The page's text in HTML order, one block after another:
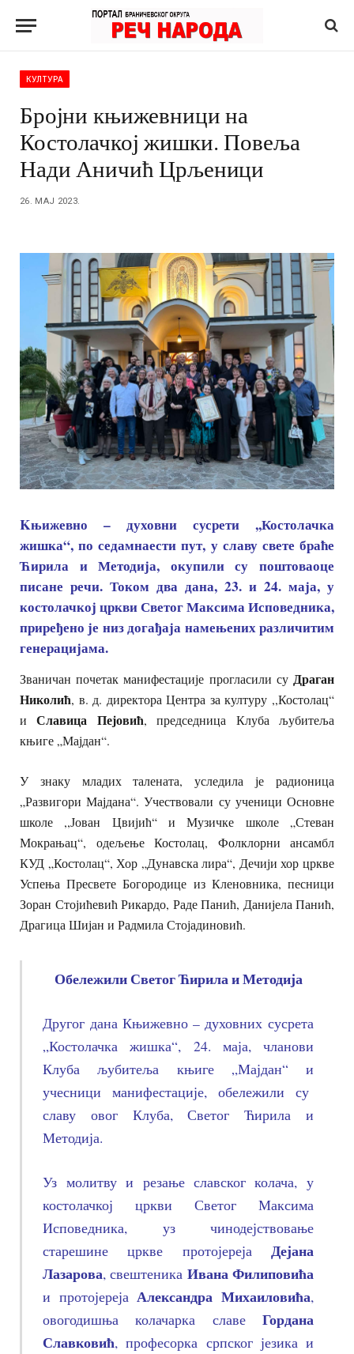
КУЛТУРА
Бројни књижевници на
Костолачкој жишки. Повеља
Нади Аничић Црљеници
26. МАЈ 2023.
Kњижевно – духовни сусрети ,,Костолачка
жишка“, по седамнаести пут, у славу свете браће
Ћирила и Методија, окупили су поштоваоце
писане речи. Током два дана, 23. и 24. маја, у
костолачкој цркви Светог Максима Исповедника,
приређено је низ догађаја намењених различитим
генерацијама.
Званичан почетак манифестације прогласили су Драган
Николић, в. д. директора Центра за културу ,,Костолац“
иСлавица Пејовић, председница Клуба љубитеља
књиге „Мајдан“.
У знаку младих талената, уследила је радионица
„Развигори Мајдана“. Учествовали су ученици Основне
школе ,,Јован Цвијић“ и Музичке школе „Стеван
Мокрањац“, одељење Костолац, Фолклорни ансамбл
КУД „Костолац“, Хор „Дунавска лира“, Дечији хор цркве
Успења Пресвете Богородице из Кленовника, песници
Зоран Стојићевић Рикардо, Раде Панић, Данијела Панић,
Драгица Шијан и Радмила Стојадиновић.
Обележили Светог Ћирила и Методија
Другог дана Књижевно – духовних сусрета
„Костолачка жишка“, 24. маја, чланови
Клуба љубитеља књиге „Мајдан“ и
учесници манифестације, обележили су
славу овог Клуба, Светог Ћирила и
Методија.
Уз молитву и резање славског колача, у
костолачкој цркви Светог Максима
Исповедника, уз чинодејствовање
старешине цркве протојереја Дејана
Лазарова, свештеника Ивана Филиповића
и протојерејаАлександра Михаиловића,
овогодишња колачарка славе Гордана
Славковић, професорка српског језика и